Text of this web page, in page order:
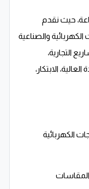
حيث نقدم
والصناعية
التجارية،
الابتكار،
الكهربائية
المقاسات